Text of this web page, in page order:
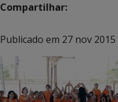
Compartilhar:
Publicado em 27 nov 2015